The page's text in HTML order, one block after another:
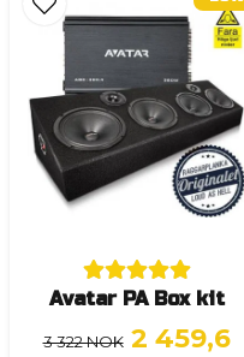
Avatar PA Box kit
3 322 NOK 2 459,6